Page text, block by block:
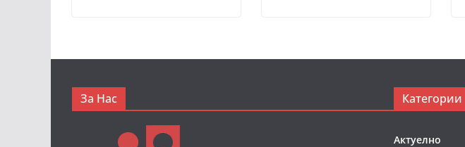
За Нас Категории
Актуелно